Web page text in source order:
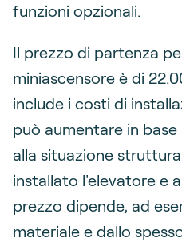
funzioni opzionali.
Il prezzo di partenza
miniascensore è di
include i costi di
può aumentare in
alla situazione
installato l'elevatore e
prezzo dipende, ad
materiale e dallo